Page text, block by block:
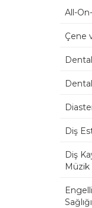
All-
Çene
Diş
Diş
Müzik
Sağlığı